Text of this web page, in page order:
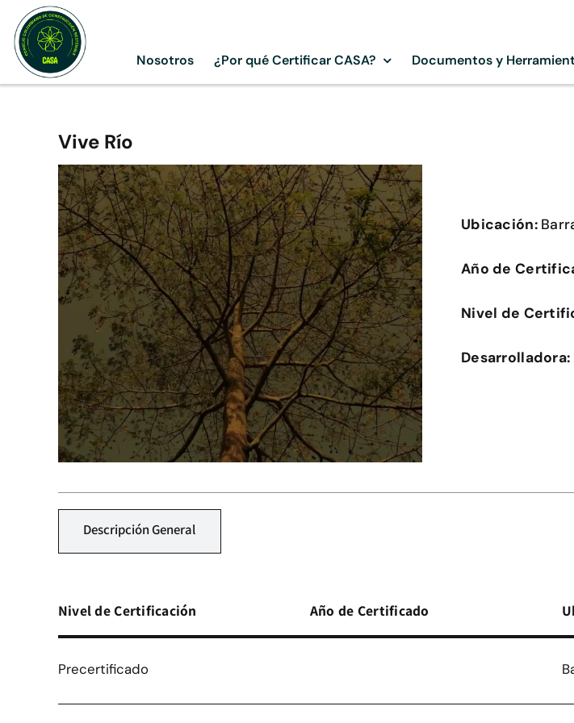
content
Nosotros ¿Por qué Certificar CASA? Documentos y
Vive Río
Ubicación:
Año de
Nivel de
Desarrolladora:
Descripción General
Nivel de Certificación Año de Certificado
Precertificado